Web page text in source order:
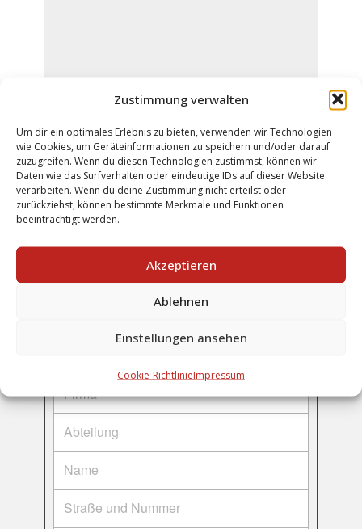
Zustimmung verwalten
Um dir ein optimales Erlebnis zu bieten, verwenden wir Technologien
wie Cookies, um Geräteinformationen zu speichern und/oder darauf
zuzugreifen. Wenn du diesen Technologien zustimmst, können wir
Daten wie das Surfverhalten oder eindeutige IDs auf dieser Website
verarbeiten. Wenn du deine Zustimmung nicht erteilst oder
zurückziehst, können bestimmte Merkmale und Funktionen
beeinträchtigt werden.
Akzeptieren
Ablehnen
Einstellungen ansehen
Cookie-RichtlinieImpressum
Kontaktformular
Welche Anlagenart soll geprüft
Wählen Sie das zu prüfende Objekt
aus: